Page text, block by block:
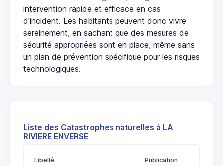
intervention rapide et efficace en cas
d'incident. Les habitants peuvent donc vivre
sereinement, en sachant que des mesures de
sécurité appropriées sont en place, même sans
un plan de prévention spécifique pour les risques
technologiques.
Liste des Catastrophes naturelles à LA
RIVIERE ENVERSE
Libellé Publication